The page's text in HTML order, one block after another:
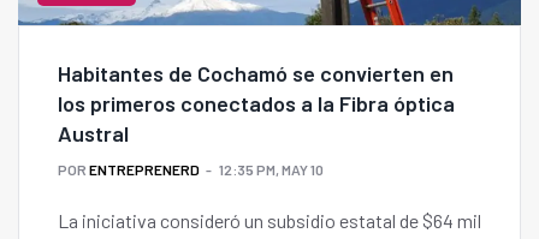
Habitantes de Cochamó se convierten en
los primeros conectados a la Fibra óptica
Austral
POR ENTREPRENERD 12:35 PM, MAY 10
La iniciativa consideró un subsidio estatal de $64 mil